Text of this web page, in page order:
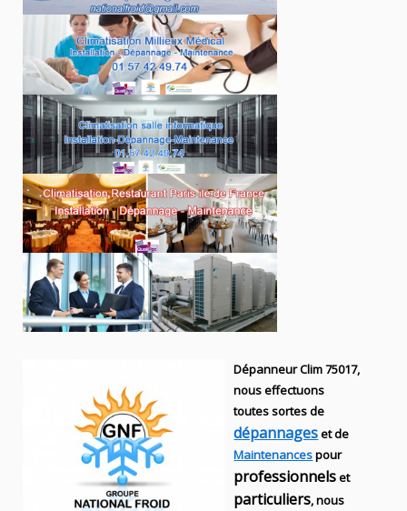
Dépanneur Clim 75017,
nous effectuons
toutes sortesde
dépannageset de
Maintenancespour
professionnelset
particuliers, nous